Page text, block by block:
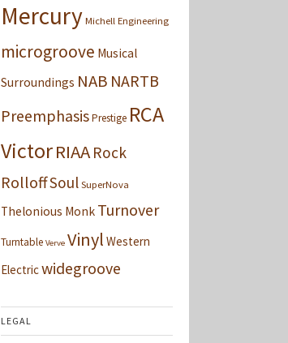
Mercury Michell Engineering
microgroove Musical
Surroundings NAB NARTB
PreemphasisPrestige RCA
VictorRIAA Rock
RolloffSoul SuperNova
Thelonious Monk Turnover
Turntable Verve Vinyl Western
Electricwidegroove
LEGAL